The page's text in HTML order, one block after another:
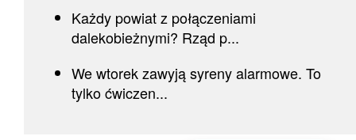
Każdy powiat z połączeniami
dalekobieżnymi? Rząd p...
We wtorek zawyją syreny alarmowe. To
tylko ćwiczen...